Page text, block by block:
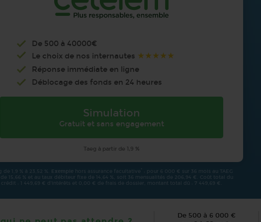
De 500 à 40000€
Le choix de nos internautes ★★★★★
Réponse immédiate en ligne
Déblocage des fonds en 24 heures
Simulation
Gratuit et sans engagement
Taeg à partir de 1,9 %
de 1,9 % à 23,52 %. Exemple hors assurance facultative
: pour 6 000 € sur 36 mois au TAEG
de 15,66 % et au taux débiteur fixe de 14,64 %, soit 36 mensualités de 206,94 €. Coût total du
crédit : 1 449,69 € d’intérêts et 0,00 € de frais de dossier, montant total dû : 7 449,69 €.
De 500 à 6 000 €